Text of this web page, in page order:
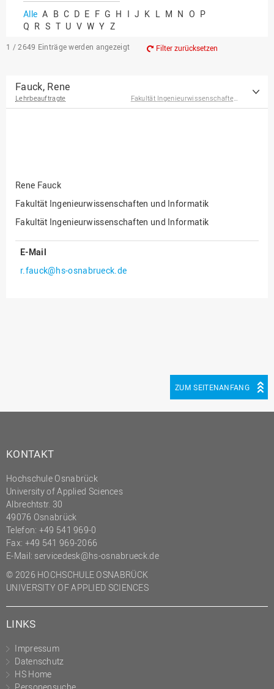
Chancengerechtigkeit
eLearning Competence
EU-Büro
Fakultät
Agrarwissenschaften und
Fakultät Management,
Kultur und Technik
Fakultät Wirtschafts- und
Finanzen
Forschung, Kooperation,
strategie
Institut für Musik
IT Service Center
Kommunikation und
Marketing
LearningCenter
Nachhaltigkeit
Personalentwicklung
Personalrat
Präsidialbüro
Professional School
Projekte des Präsidiums
Professor*innen im
Alle A B C D E F G H I J K L M N O P
Q R S T U V W Y Z
1 / 2649 Einträge werden angezeigt Filter zurücksetzen
Fauck, Rene
Lehrbeauftragte Fakultät Ingenieurwissenschaften und Informatik
Rene Fauck
Fakultät Ingenieurwissenschaften und Informatik
Fakultät Ingenieurwissenschaften und Informatik
E-Mail
r.fauck@hs-osnabrueck.de
ZUM SEITENANFANG
KONTAKT
Hochschule Osnabrück
University of Applied Sciences
Albrechtstr. 30
49076 Osnabrück
Telefon: +49 541 969-0
Fax: +49 541 969-2066
E-Mail: servicedesk@hs-osnabrueck.de
© 2026 HOCHSCHULE OSNABRÜCK
UNIVERSITY OF APPLIED SCIENCES
LINKS
Impressum
Datenschutz
HS Home
Personensuche